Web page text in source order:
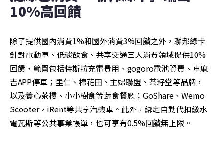
10%高回饋
除了提供國內消費1%和國外消費3%回饋之外，聯邦綠卡
針對電動車、低碳飲食、共享交通三大消費領域提供10%
回饋，範圍包括特斯拉充電費用、gogoro電池資費、車麻
吉APP停車；里仁、棉花田、主婦聯盟、茶籽堂等品牌，
以及養心茶樓、小小樹食等蔬食餐廳；GoShare、Wemo
Scooter，iRent等共享汽機車。此外，綁定自動代扣繳水
電瓦斯等公共事業帳單，也可享有0.5%回饋無上限。